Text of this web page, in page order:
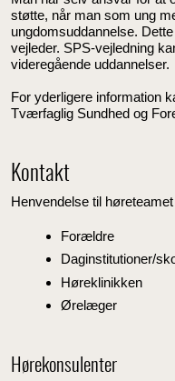
støtte, når man som ung
ungdomsuddannelse.
vejleder. SPS-vejledning
videregående uddannelser.
For yderligere information
Tværfaglig Sundhed og
Kontakt
Henvendelse til
Forældre
Daginstitutioner/
Høreklinikken
Ørelæger
Hørekonsulenter